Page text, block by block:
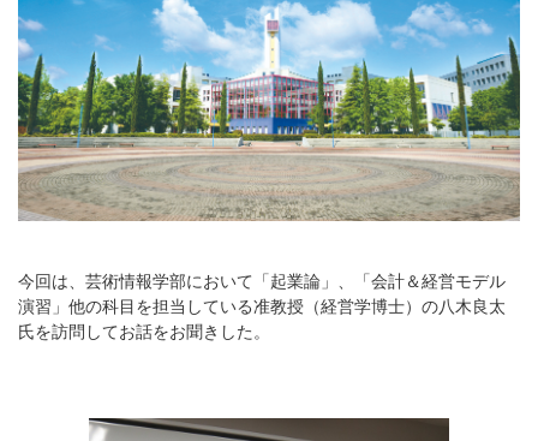
今回は、芸術情報学部において「起業論」、「会計＆経営モデル
演習」他の科目を担当している准教授（経営学博士）の八木良太
氏を訪問してお話をお聞きした。